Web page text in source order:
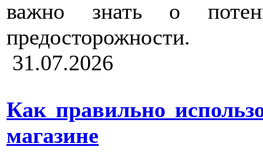
важно знать о
предосторожности.
31.07.2026
Как правильно
магазине